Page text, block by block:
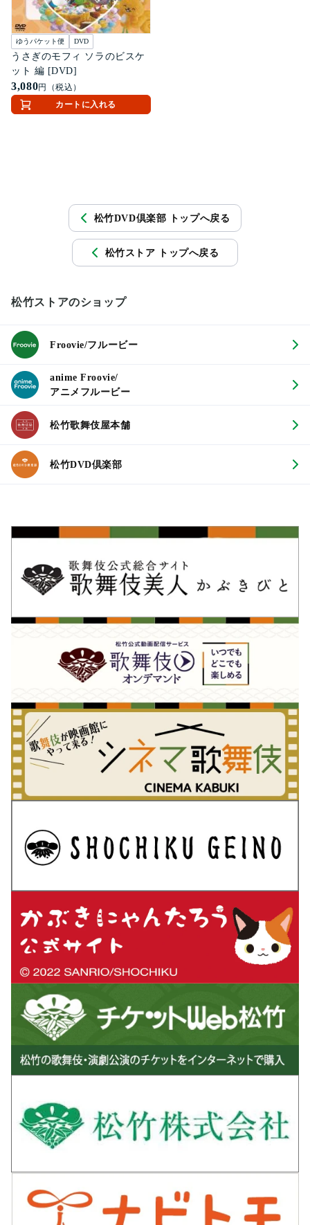
ゆうパケット便 DVD
うさぎのモフィ ソラのビスケ
ット 編 [DVD]
3,080円（税込）
カートに入れる
松竹DVD倶楽部 トップへ戻る
松竹ストア トップへ戻る
松竹ストアのショップ
Froovie/フルービー
anime Froovie/
アニメフルービー
松竹歌舞伎屋本舗
松竹DVD倶楽部